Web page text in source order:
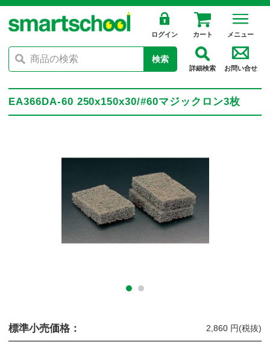
ログイン カート メニュー
検索
詳細検索 お問い合せ
EA366DA-60 250x150x30/#60マジックロン3枚
標準小売価格： 2,860 円(税抜)